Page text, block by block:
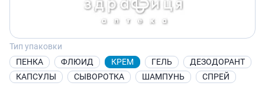
Тип упаковки
ПЕНКА
ФЛЮИД КРЕМ ГЕЛЬ
ДЕЗОДОРАНТ
КАПСУЛЫ
СЫВОРОТКА ШАМПУНЬ СПРЕЙ